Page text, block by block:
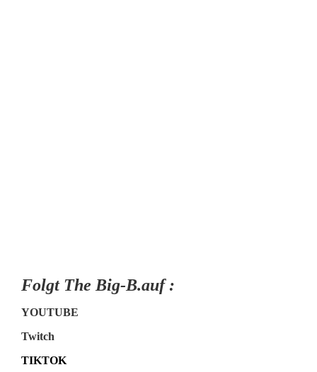
Folgt The Big-B.auf :
YOUTUBE
Twitch
TIKTOK